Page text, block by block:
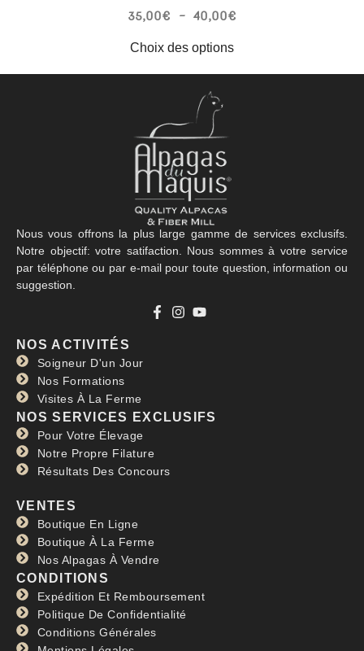
35,00€ – 40,00€
Choix des options
Nous vous offrons la plus large gamme de services exclusifs.
Notre objectif: votre satifaction. Nous sommes à votre service
par téléphone ou par e-mail pour toute question, information ou
suggestion.
NOS ACTIVITÉS
Soigneur D'un Jour
Nos Formations
Visites À La Ferme
NOS SERVICES EXCLUSIFS
Pour Votre Élevage
Notre Propre Filature
Résultats Des Concours
VENTES
Boutique En Ligne
Boutique À La Ferme
Nos Alpagas À Vendre
CONDITIONS
Expédition Et Remboursement
Politique De Confidentialité
Conditions Générales